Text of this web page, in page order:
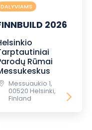
DALYVIAMS
2026
Rūmai
Messuaukio 1,
00520 Helsinki,
Finland